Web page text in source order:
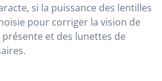
si la puissance des lentilles
pour corriger la vision de
et des lunettes de